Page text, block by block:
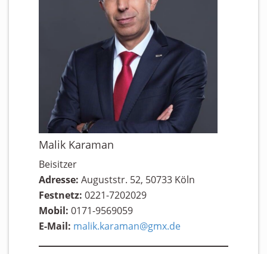
Malik Karaman
Beisitzer
Adresse: Auguststr. 52, 50733 Köln
Festnetz: 0221-7202029
Mobil: 0171-9569059
E-Mail: malik.karaman@gmx.de